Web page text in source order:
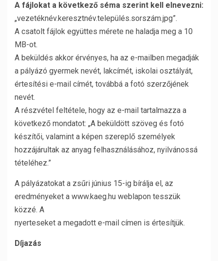
A fájlokat a következő séma szerint kell elnevezni:
„vezetéknév.keresztnév.település.sorszám.jpg”.
A csatolt fájlok együttes mérete ne haladja meg a 10
MB-ot.
A beküldés akkor érvényes, ha az e-mailben megadják
a pályázó gyermek nevét, lakcímét, iskolai osztályát,
értesítési e-mail címét, továbbá a fotó szerzőjének
nevét.
A részvétel feltétele, hogy az e-mail tartalmazza a
következő mondatot: „A beküldött szöveg és fotó
készítői, valamint a képen szereplő személyek
hozzájárultak az anyag felhasználásához, nyilvánossá
tételéhez.”
A pályázatokat a zsűri június 15-ig bírálja el, az
eredményeket a www.kaeg.hu weblapon tesszük
közzé. A
nyerteseket a megadott e-mail címen is értesítjük.
Díjazás